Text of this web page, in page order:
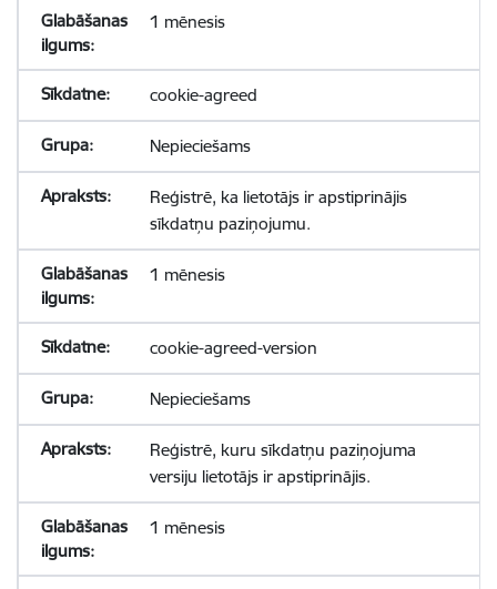
1 mēnesis
cookie-agreed
Nepieciešams
Reģistrē, ka lietotājs ir apstiprinājis
sīkdatņu paziņojumu.
1 mēnesis
cookie-agreed-version
Nepieciešams
Reģistrē, kuru sīkdatņu paziņojuma
versiju lietotājs ir apstiprinājis.
1 mēnesis